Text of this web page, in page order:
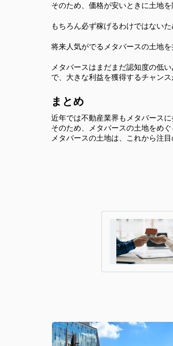
そのため、価格が安いときに土地
もちろん必ず稼げるわけではない
将来人気がでるメタバースの土地
メタバースはまだまだ認知度の低
で、大きな利益を獲得するチャン
まとめ
近年では不動産業界もメタバースに
そのため、メタバースの土地をめ
メタバースの土地は、これから注